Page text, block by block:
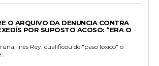
O ARQUIVO DA DENUNCIA CONTRA
POR SUPOSTO ACOSO: “ERA O
Inés Rey, cualificou de "paso lóxico" o